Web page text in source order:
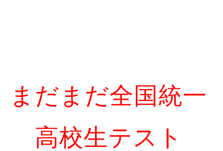
まだまだ全国統一
高校生テスト